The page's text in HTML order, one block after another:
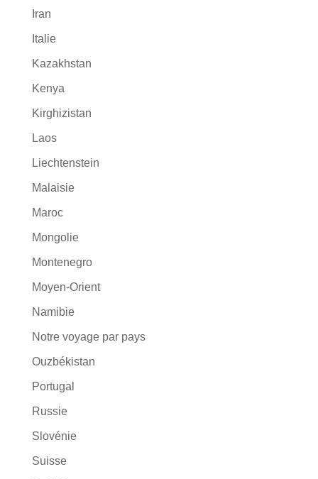
Iran
Italie
Kazakhstan
Kenya
Kirghizistan
Laos
Liechtenstein
Malaisie
Maroc
Mongolie
Montenegro
Moyen-Orient
Namibie
Notre voyage par pays
Ouzbékistan
Portugal
Russie
Slovénie
Suisse